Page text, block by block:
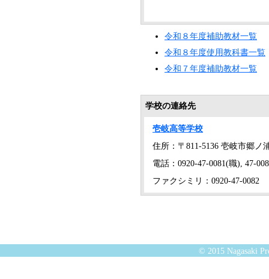
令和８年度補助教材一覧
令和８年度使用教科書一覧
令和７年度補助教材一覧
学校の連絡先
壱岐高等学校
住所：〒811-5136 壱岐市郷ノ
電話：0920-47-0081(職), 47-
ファクシミリ：0920-47-0082
© 2015 Nagasaki